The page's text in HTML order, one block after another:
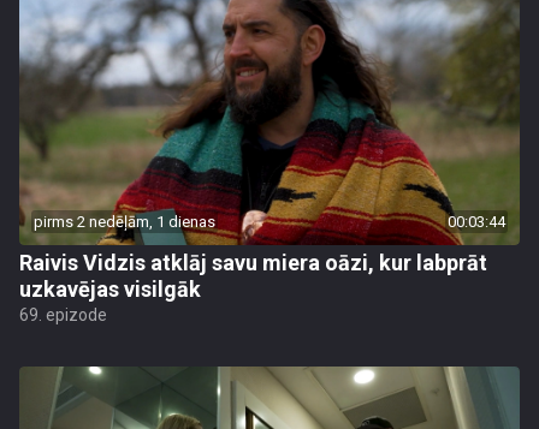
pirms 2 nedēļām, 1 dienas 00:03:44
Raivis Vidzis atklāj savu miera oāzi, kur labprāt
uzkavējas visilgāk
69. epizode